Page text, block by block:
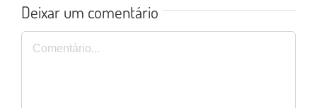
Deixar um comentário
Comentário